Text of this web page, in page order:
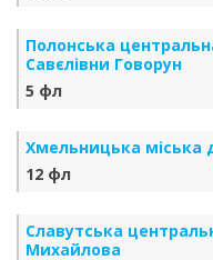
Полонська
Савєлівни Говорун
5 фл
Хмельницька міська
12 фл
Славутська
Михайлова